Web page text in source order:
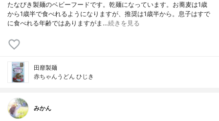
たなびき製麺のベビーフードです。乾麺になっています。お蕎麦は1歳
から1歳半で食べれるようになりますが、推奨は1歳半から。息子はすで
に食べれる年齢ではありますがま…続きを見る
⽥靡製麺
赤ちゃんうどん ひじき
みかん